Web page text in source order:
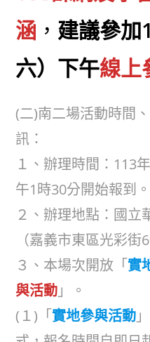
涵 ， 建議參加
六）下午線上
(二)南二場活動時間
訊：
１、辦理時間：113
午1時30分開始報到。
２、辦理地點：國立
（嘉義市東區光彩街
３、本場次開放「實
與活動」。
(１)「實地參與活動